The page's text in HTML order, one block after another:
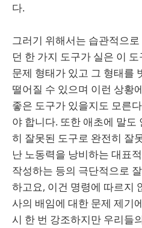
다.
그러기 위해서는 습관적으
던 한 가지 도구가 실은 이
문제 형태가 있고 그 형태를
떨어질 수 있으며 이런 상황
좋은 도구가 있을지도 모른
야 합니다. 또한 애초에 말도
히 잘못된 도구로 완전히 잘
난 노동력을 낭비하는 대표
작성하는 등의 극단적으로
하고요, 이건 명령에 따르지
사의 배임에 대한 문제 제기
시 한 번 강조하지만 우리들